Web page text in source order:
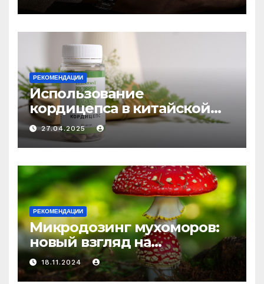
РЕКОМЕНДАЦИИ
Использование
кордицепса в китайской
медицине: природное
средство против усталости
и истощения
27.04.2025
РЕКОМЕНДАЦИИ
Микродозинг мухоморов:
новый взгляд на
психоделику
18.11.2024